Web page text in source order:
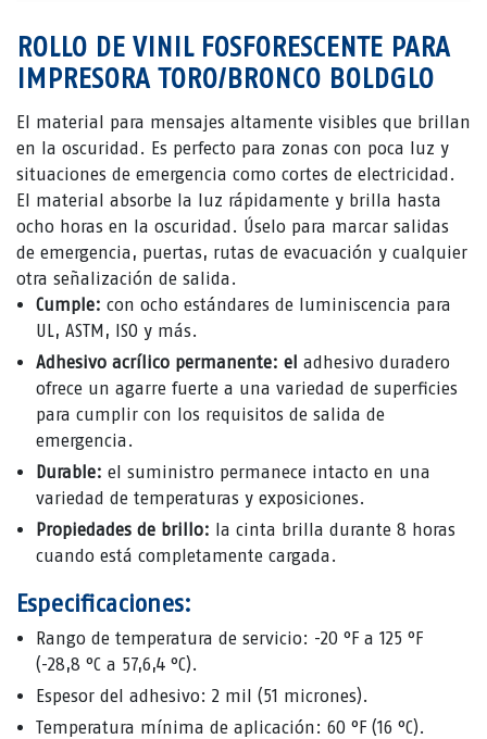
ROLLO DE VINIL FOSFORESCENTE PARA
IMPRESORA TORO/BRONCO BOLDGLO
El material para mensajes altamente visibles que brillan
en la oscuridad. Es perfecto para zonas con poca luz y
situaciones de emergencia como cortes de electricidad.
El material absorbe la luz rápidamente y brilla hasta
ocho horas en la oscuridad. Úselo para marcar salidas
de emergencia, puertas, rutas de evacuación y cualquier
otra señalización de salida.
Cumple: con ocho estándares de luminiscencia para
UL, ASTM, ISO y más.
Adhesivo acrílico permanente: el adhesivo duradero
ofrece un agarre fuerte a una variedad de superficies
para cumplir con los requisitos de salida de
emergencia.
Durable: el suministro permanece intacto en una
variedad de temperaturas y exposiciones.
Propiedades de brillo: la cinta brilla durante 8 horas
cuando está completamente cargada.
Especificaciones:
Rango de temperatura de servicio: -20 °F a 125 °F
(-28,8 °C a 57,6,4 °C).
Espesor del adhesivo: 2 mil (51 micrones).
Temperatura mínima de aplicación: 60 °F (16 °C).